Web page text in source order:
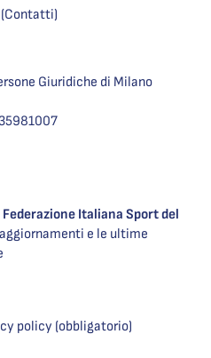
(Contatti)
Giuridiche di Milano
Federazione Italiana Sport del
e le ultime
policy (obbligatorio)